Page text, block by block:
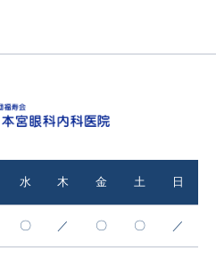
水 木 金 土 日
〇 ／ 〇 〇 ／